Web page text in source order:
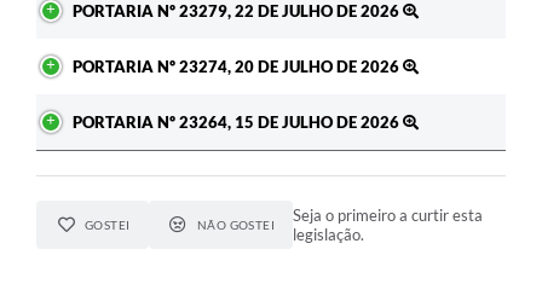
PORTARIA Nº 23279, 22 DE JULHO DE 2026
PORTARIA Nº 23274, 20 DE JULHO DE 2026
PORTARIA Nº 23264, 15 DE JULHO DE 2026
GOSTEI NÃO GOSTEI
Seja o primeiro a curtir esta
legislação.